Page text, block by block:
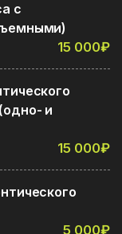
с
15 000₽
и
15 000₽
5 000₽